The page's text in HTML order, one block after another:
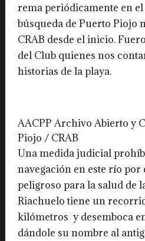
rema periódicamente en
búsqueda de Puerto Piojo
CRAB desde el inicio.
del Club quienes nos
historias de la playa.
AACPP Archivo Abierto y
Piojo / CRAB
Una medida judicial
navegación en este río
peligroso para la salud de
Riachuelo tiene un
kilómetros y desemboca
dándole su nombre al